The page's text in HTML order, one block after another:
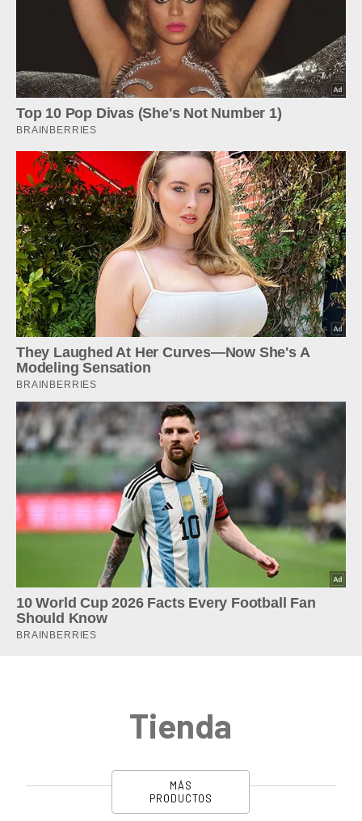
Tienda
MÁS
PRODUCTOS